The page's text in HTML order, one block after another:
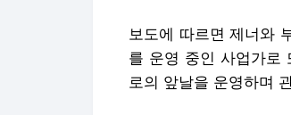
보도에 따르면 제너와
를 운영 중인 사업가로
로의 앞날을 운영하며